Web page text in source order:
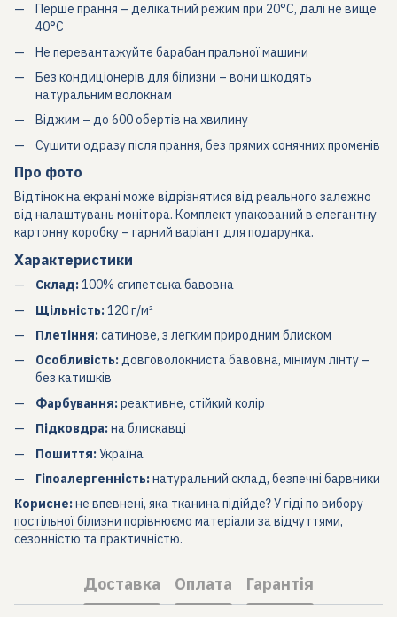
Перше прання – делікатний режим при 20°C, далі не вище
40°C
Не перевантажуйте барабан пральної машини
Без кондиціонерів для білизни – вони шкодять
натуральним волокнам
Віджим – до 600 обертів на хвилину
Сушити одразу після прання, без прямих сонячних променів
Про фото
Відтінок на екрані може відрізнятися від реального залежно
від налаштувань монітора. Комплект упакований в елегантну
картонну коробку – гарний варіант для подарунка.
Характеристики
Склад:100% єгипетська бавовна
Щільність:120 г/м²
Плетіння:сатинове, з легким природним блиском
Особливість:довговолокниста бавовна, мінімум лінту –
без катишків
Фарбування:реактивне, стійкий колір
Підковдра:на блискавці
Пошиття:Україна
Гіпоалергенність:натуральний склад, безпечні барвники
Корисне:не впевнені, яка тканина підійде? Угіді по вибору
постільної білизни порівнюємо матеріали за відчуттями,
сезонністю та практичністю.
Доставка Оплата Гарантія